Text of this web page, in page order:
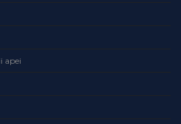
apei